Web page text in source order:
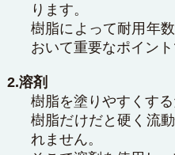
ります。
樹脂によって耐用年
おいて重要なポイント
2.溶剤
樹脂を塗りやすくする
樹脂だけだと硬く流
れません。